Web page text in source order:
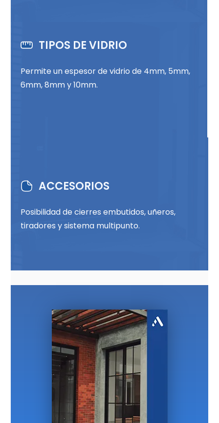
TIPOS DE VIDRIO
Permite un espesor de vidrio de 4mm, 5mm,
6mm, 8mm y 10mm.
ACCESORIOS
Posibilidad de cierres embutidos, uñeros,
tiradores y sistema multipunto.